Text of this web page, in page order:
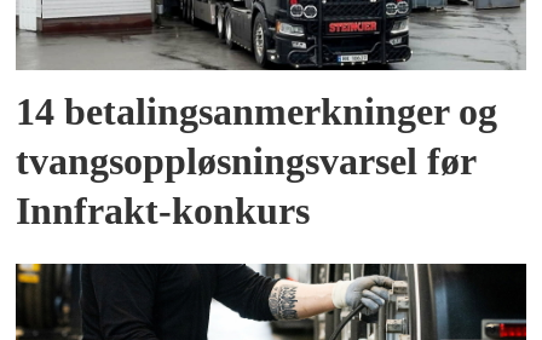
14 betalingsanmerkninger og
tvangsoppløsningsvarsel før
Innfrakt-konkurs